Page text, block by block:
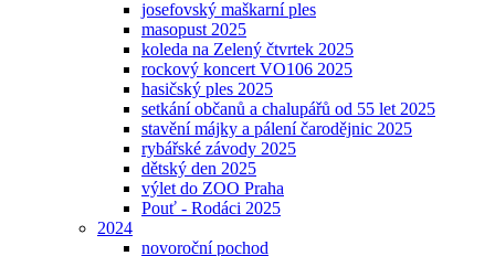
josefovský maškarní ples
masopust 2025
koleda na Zelený čtvrtek 2025
rockový koncert VO106 2025
hasičský ples 2025
setkání občanů a chalupářů od 55 let 2025
stavění májky a pálení čarodějnic 2025
rybářské závody 2025
dětský den 2025
výlet do ZOO Praha
Pouť - Rodáci 2025
2024
novoroční pochod